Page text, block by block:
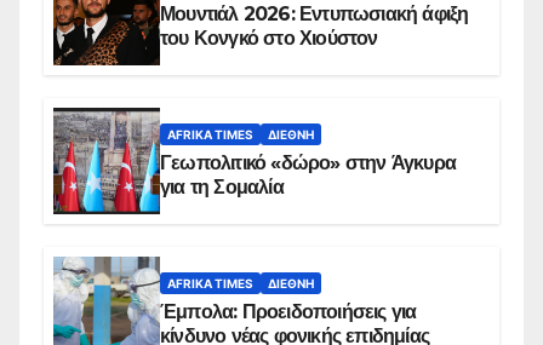
Μουντιάλ 2026: Εντυπωσιακή άφιξη
του Κονγκό στο Χιούστον
AFRIKA TIMES ΔΙΕΘΝΉ
Γεωπολιτικό «δώρο» στην Άγκυρα
για τη Σομαλία
AFRIKA TIMES ΔΙΕΘΝΉ
Έμπολα: Προειδοποιήσεις για
κίνδυνο νέας φονικής επιδημίας